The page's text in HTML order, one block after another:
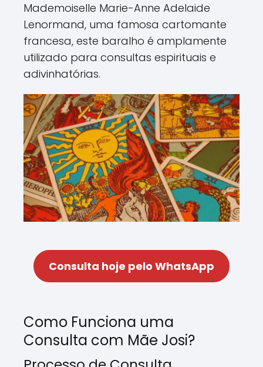
Mademoiselle Marie-Anne Adelaide
Lenormand, uma famosa cartomante
francesa, este baralho é amplamente
utilizado para consultas espirituais e
adivinhatórias.
Consulta hoje pelo WhatsApp
Como Funciona uma
Consulta com Mãe Josi?